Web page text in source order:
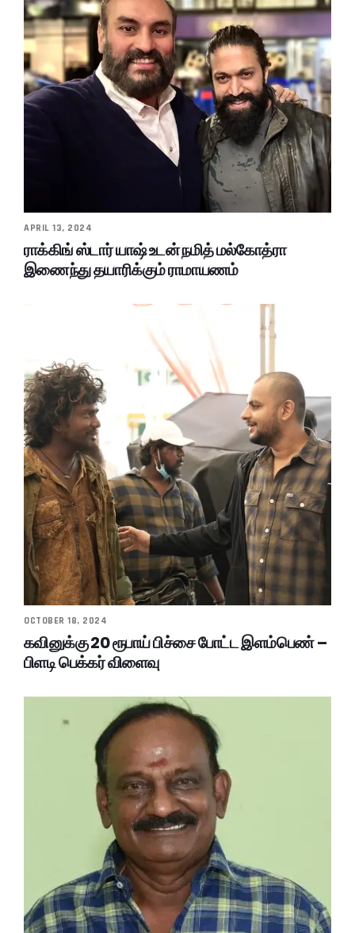
APRIL 13, 2024
ராக்கிங் ஸ்டார் யாஷ் உடன் நமித் மல்கோத்ரா
இணைந்து தயாரிக்கும் ராமாயணம்
OCTOBER 18, 2024
கவினுக்கு 20 ரூபாய் பிச்சை போட்ட இளம்பெண் –
பிளடி பெக்கர் விளைவு